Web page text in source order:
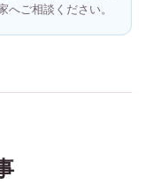
ご相談ください。